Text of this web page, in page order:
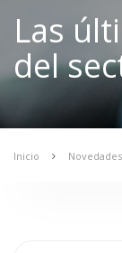
Las
del
Inicio Novedades